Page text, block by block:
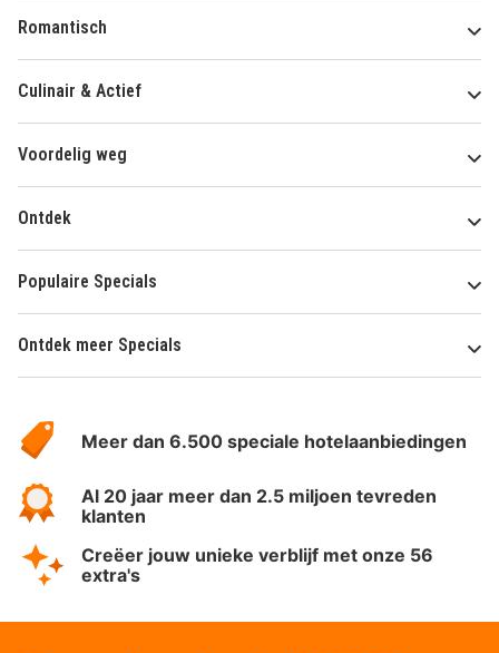
Romantisch
Culinair & Actief
Voordelig weg
Ontdek
Populaire Specials
Ontdek meer Specials
HotelSpecials
Meer dan 6.500 speciale hotelaanbiedingen
Al 20 jaar meer dan 2.5 miljoen tevreden
klanten
Creëer jouw unieke verblijf met onze 56
extra's